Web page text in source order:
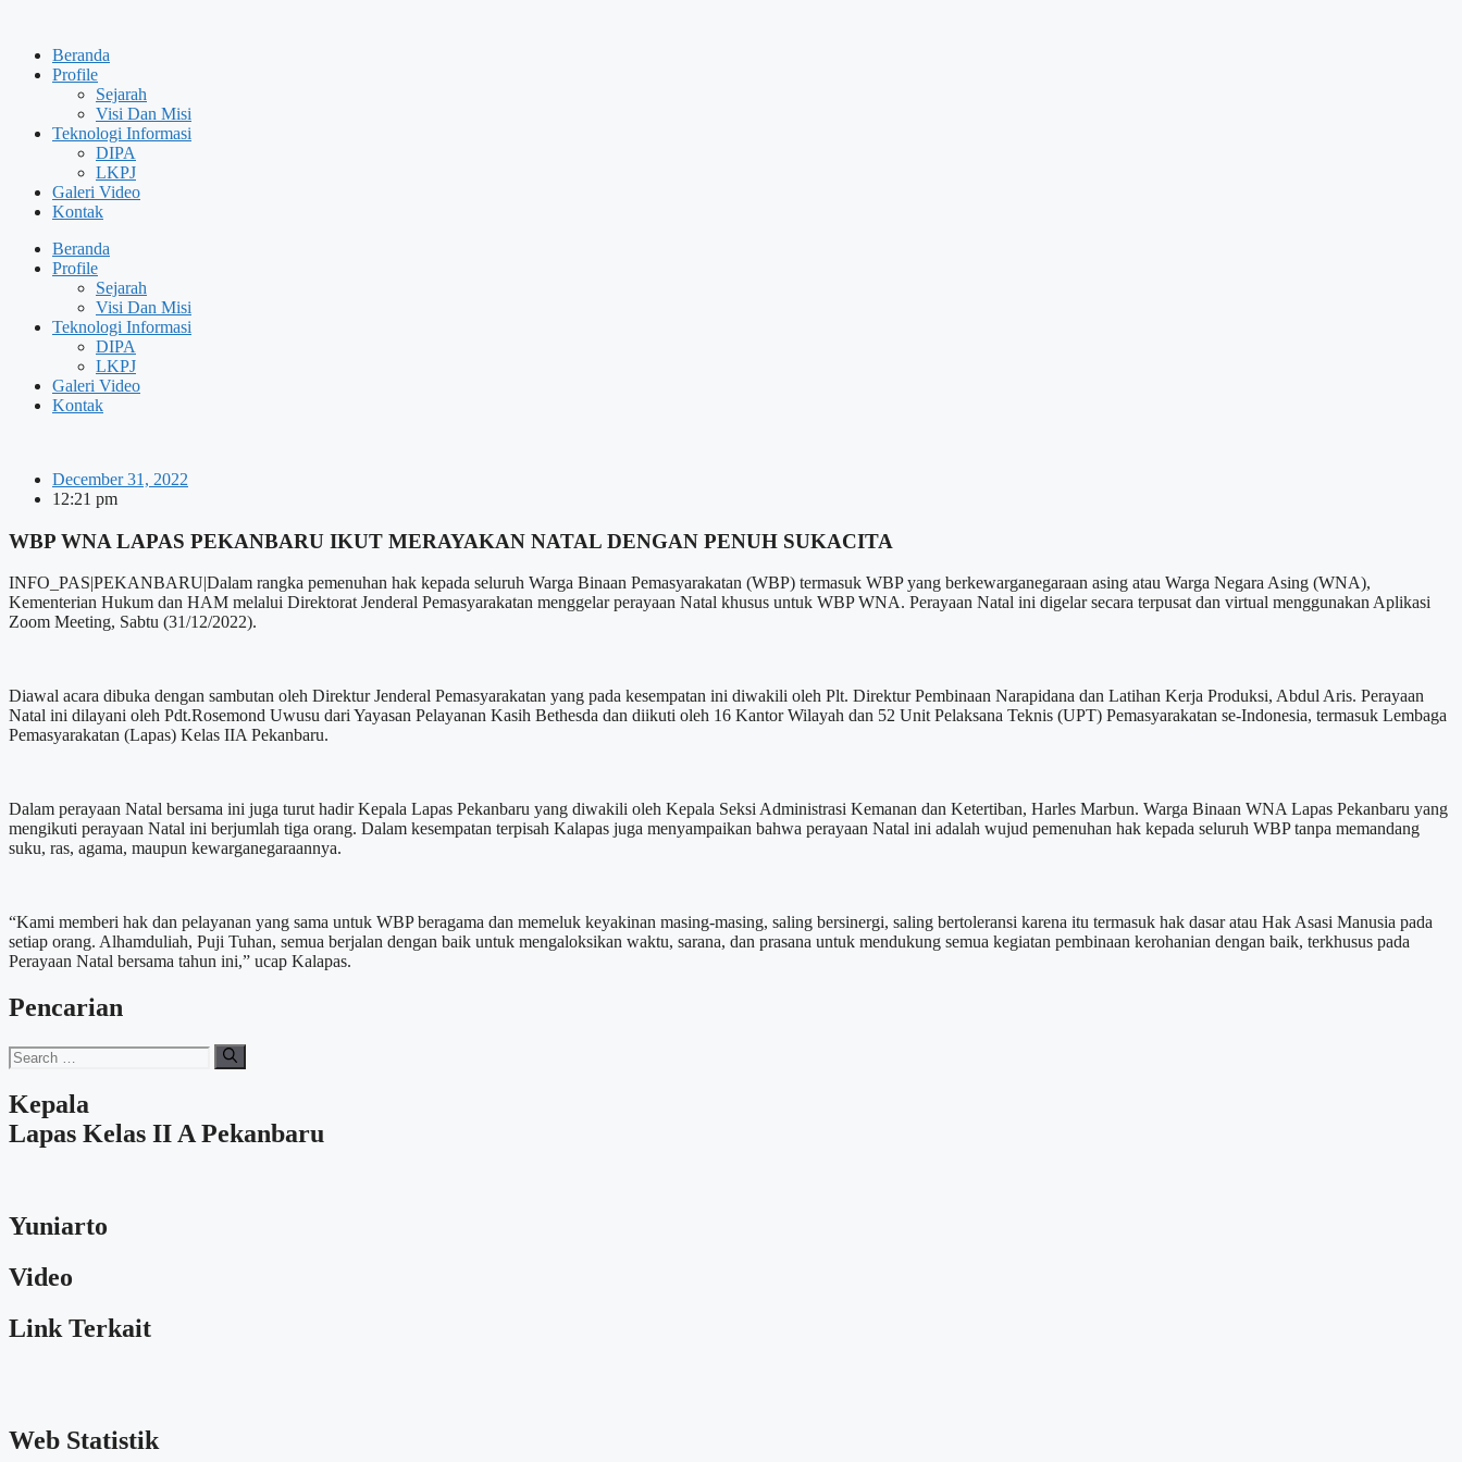
contentBeranda
Profile
Sejarah
Visi Dan Misi
Teknologi Informasi
DIPA
LKPJ
Galeri Video
Kontak
Beranda
Profile
Sejarah
Visi Dan Misi
Teknologi Informasi
DIPA
LKPJ
Galeri Video
Kontak
December 31, 2022
12:21 pm
WBP WNA LAPAS PEKANBARU IKUT MERAYAKAN NATAL DENGAN PENUH SUKACITA
INFO_PAS|PEKANBARU|Dalam rangka pemenuhan hak kepada seluruh Warga Binaan Pemasyarakatan (WBP) termasuk WBP yang berkewarganegaraan asing atau Warga Negara Asing (WNA),
Kementerian Hukum dan HAM melalui Direktorat Jenderal Pemasyarakatan menggelar perayaan Natal khusus untuk WBP WNA. Perayaan Natal ini digelar secara terpusat dan virtual menggunakan Aplikasi
Zoom Meeting, Sabtu (31/12/2022).
Diawal acara dibuka dengan sambutan oleh Direktur Jenderal Pemasyarakatan yang pada kesempatan ini diwakili oleh Plt. Direktur Pembinaan Narapidana dan Latihan Kerja Produksi, Abdul Aris. Perayaan
Natal ini dilayani oleh Pdt.Rosemond Uwusu dari Yayasan Pelayanan Kasih Bethesda dan diikuti oleh 16 Kantor Wilayah dan 52 Unit Pelaksana Teknis (UPT) Pemasyarakatan se-Indonesia, termasuk Lembaga
Pemasyarakatan (Lapas) Kelas IIA Pekanbaru.
Dalam perayaan Natal bersama ini juga turut hadir Kepala Lapas Pekanbaru yang diwakili oleh Kepala Seksi Administrasi Kemanan dan Ketertiban, Harles Marbun. Warga Binaan WNA Lapas Pekanbaru yang
mengikuti perayaan Natal ini berjumlah tiga orang. Dalam kesempatan terpisah Kalapas juga menyampaikan bahwa perayaan Natal ini adalah wujud pemenuhan hak kepada seluruh WBP tanpa memandang
suku, ras, agama, maupun kewarganegaraannya.
“Kami memberi hak dan pelayanan yang sama untuk WBP beragama dan memeluk keyakinan masing-masing, saling bersinergi, saling bertoleransi karena itu termasuk hak dasar atau Hak Asasi Manusia pada
setiap orang. Alhamduliah, Puji Tuhan, semua berjalan dengan baik untuk mengaloksikan waktu, sarana, dan prasana untuk mendukung semua kegiatan pembinaan kerohanian dengan baik, terkhusus pada
Perayaan Natal bersama tahun ini,” ucap Kalapas.
Pencarian
Search
for:
Kepala
Lapas Kelas II A Pekanbaru
Yuniarto
Video
Link Terkait
Web Statistik